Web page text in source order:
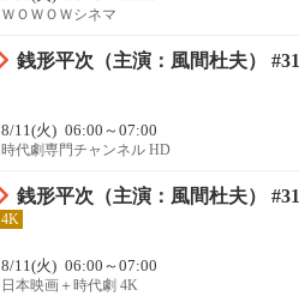
ＷＯＷＯＷシネマ
銭形平次（主演：風間杜夫） #31
8/11(火) 06:00～07:00
時代劇専門チャンネル HD
銭形平次（主演：風間杜夫） #31
4K
8/11(火) 06:00～07:00
日本映画＋時代劇 4K